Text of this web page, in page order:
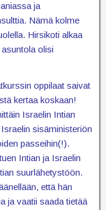
ja
Nämä kolme
Hirsikoti alkaa
olisi
oppilaat saivat
kertaa koskaan!
Israelin Intian
sisäministeriön
passeihin(!).
Intian ja Israelin
suurlähetystöön.
että hän
ja vaatii saada tietää